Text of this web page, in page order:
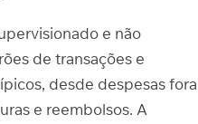
e não
de transações e
desde despesas fora
e reembolsos. A